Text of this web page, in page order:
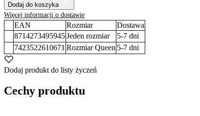
Dodaj do koszyka
Więcej informacji o dostawie
EAN Rozmiar
Dostawa
8714273495945Jeden rozmiar 5-7 dni
7423522610671 Rozmiar Queen 5-7 dni
Dodaj produkt do listy życzeń
Cechy produktu